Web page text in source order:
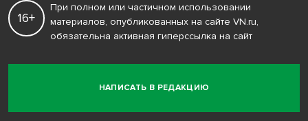
НАПИСАТЬ В РЕДАКЦИЮ
16+
При полном или частичном использовании
материалов, опубликованных на сайте VN.ru,
обязательна активная гиперссылка на сайт